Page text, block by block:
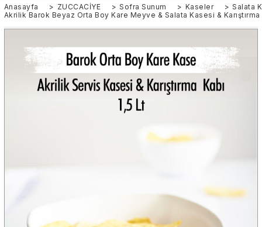
Anasayfa > ZÜCCACİYE > Sofra Sunum > Kaseler > Salata
Akrilik Barok Beyaz Orta Boy Kare Meyve & Salata Kasesi & Karıştırma